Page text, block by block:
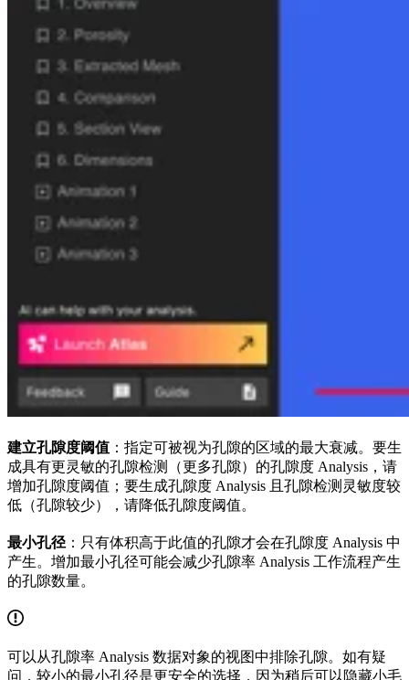
建立孔隙度阈值 ：指定可被视为孔隙的区域的最大衰减。要生
成具有更灵敏的孔隙检测（更多孔隙）的孔隙度 Analysis，请
增加孔隙度阈值；要生成孔隙度 Analysis 且孔隙检测灵敏度较
低（孔隙较少），请降低孔隙度阈值。
最小孔径 ：只有体积高于此值的孔隙才会在孔隙度 Analysis 中
产生。增加最小孔径可能会减少孔隙率 Analysis 工作流程产生
的孔隙数量。
可以从孔隙率 Analysis 数据对象的视图中排除孔隙。如有疑
问，较小的最小孔径是更安全的选择，因为稍后可以隐藏小毛